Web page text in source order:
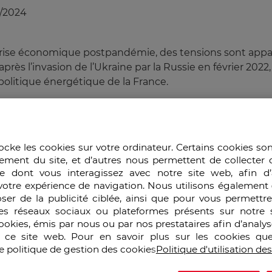
2024
économique postpandémie, des tensions sont
l’invasion de l’Ukraine par la Russie en février
énergétique de la France.
mieux comprendre la situation énergétique
de puissance et de souveraineté, qui
transformant le sous-jacent de cette politique
de dépendance. Les éléments de lecture
géopolitiques, économiques, et
compréhension du sujet s’ils ne sont pas pris en
les cookies sur votre ordinateur. Certains cookies
du site, et d’autres nous permettent de collecter
dont vous interagissez avec notre site web, afin
expérience de navigation. Nous utilisons
de la publicité ciblée, ainsi que pour vous
réseaux sociaux ou plateformes présents sur notre
émis par nous ou par nos prestataires afin
ce site web. Pour en savoir plus sur les cookies
politique de gestion des cookiesPolitique d'utilisation